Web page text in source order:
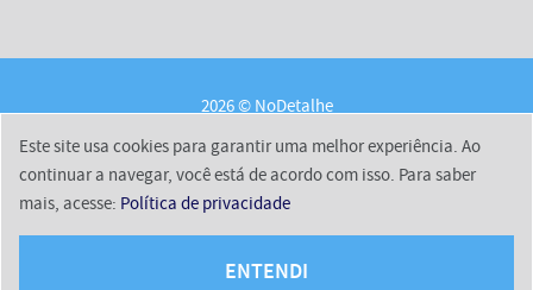
2026 © NoDetalhe
Sobre a WebGo Content
Políticas de Privacidade
Termos de Uso
Este site usa cookies para garantir uma melhor experiência. Ao
continuar a navegar, você está de acordo com isso. Para saber
mais, acesse: Política de privacidade
ENTENDI